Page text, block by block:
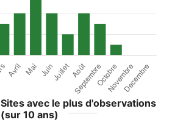
Sites avec le plus d'observations
(sur 10 ans)